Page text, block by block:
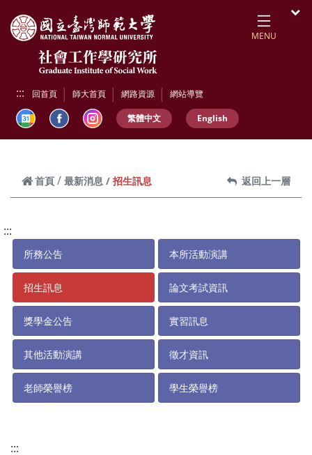
MENU
::: 回首頁 師大首頁 網路資源 網站導覽
繁體中文 English
首頁 最新消息 招生訊息 返回上一層
:::
所務公告 本所活動演講
招生訊息 論文考試資訊
獎學金公告 實習訊息
其他活動演講 徵才資訊
老師榮譽榜 學生榮譽榜
:::